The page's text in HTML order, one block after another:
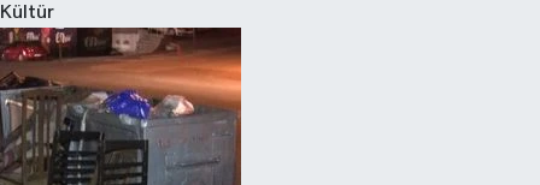
Kültür